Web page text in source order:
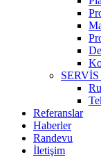
Referanslar
Haberler
Randevu
İletişim